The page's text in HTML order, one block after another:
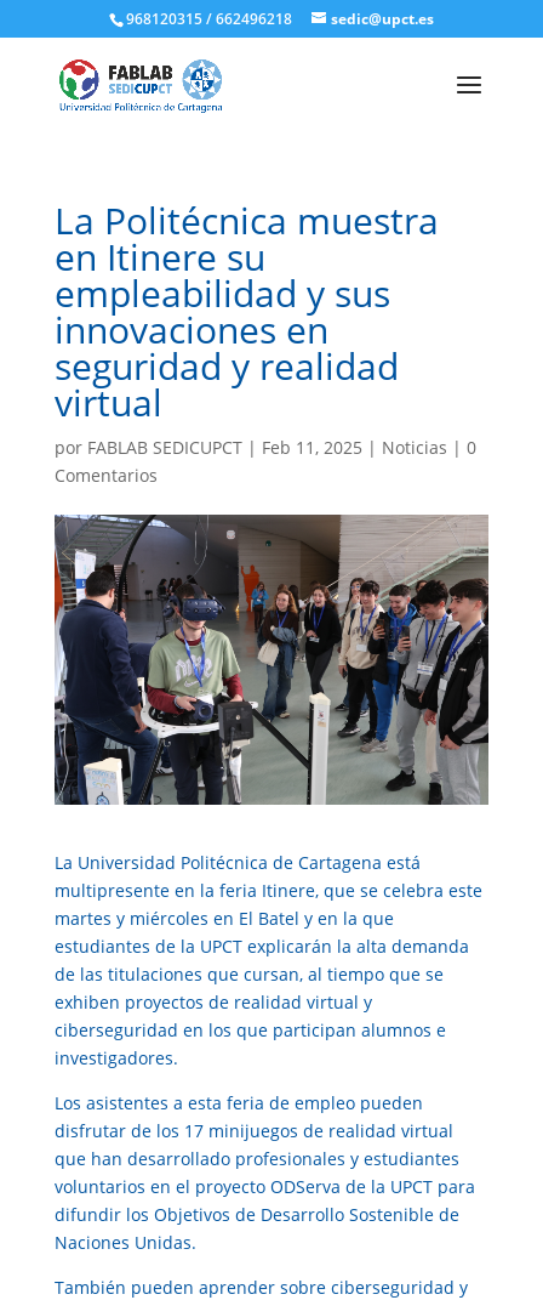
968120315 / 662496218 sedic@upct.es
La Politécnica muestra
en Itinere su
empleabilidad y sus
innovaciones en
seguridad y realidad
virtual
por FABLAB SEDICUPCT| Feb 11, 2025 | Noticias | 0
Comentarios
La Universidad Politécnica de Cartagena está
multipresente en la feria Itinere, que se celebra este
martes y miércoles en El Batel y en la que
estudiantes de la UPCT explicarán la alta demanda
de las titulaciones que cursan, al tiempo que se
exhiben proyectos de realidad virtual y
ciberseguridad en los que participan alumnos e
investigadores.
Los asistentes a esta feria de empleopueden
disfrutar de los 17 minijuegos de realidad virtual
que han desarrollado profesionales y estudiantes
voluntarios en el proyecto ODServa de la UPCT para
difundir los Objetivos de Desarrollo Sostenible de
Naciones Unidas.
También pueden aprender sobre ciberseguridad y